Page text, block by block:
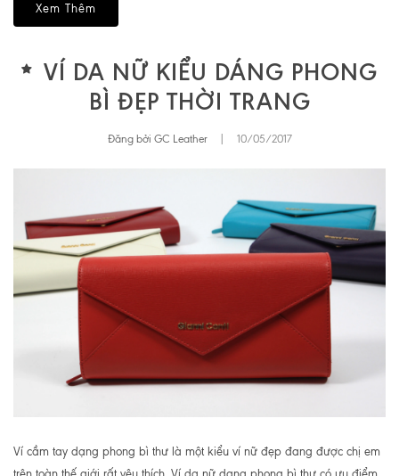
Xem Thêm
VÍ DA NỮ KIỂU DÁNG PHONG
BÌ ĐẸP THỜI TRANG
Đăng bởi GC Leather 10/05/2017
Ví cầm tay dạng phong bì thư là một kiểu ví nữ đẹp đang được chị em